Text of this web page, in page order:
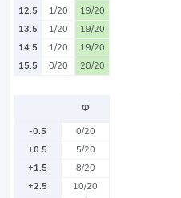
12.5
1/20
19/20
13.5
1/20
19/20
14.5
1/20
19/20
15.5
0/20 20/20
Ф
-0.5
0/20
+0.5
5/20
+1.5
8/20
+2.5
10/20